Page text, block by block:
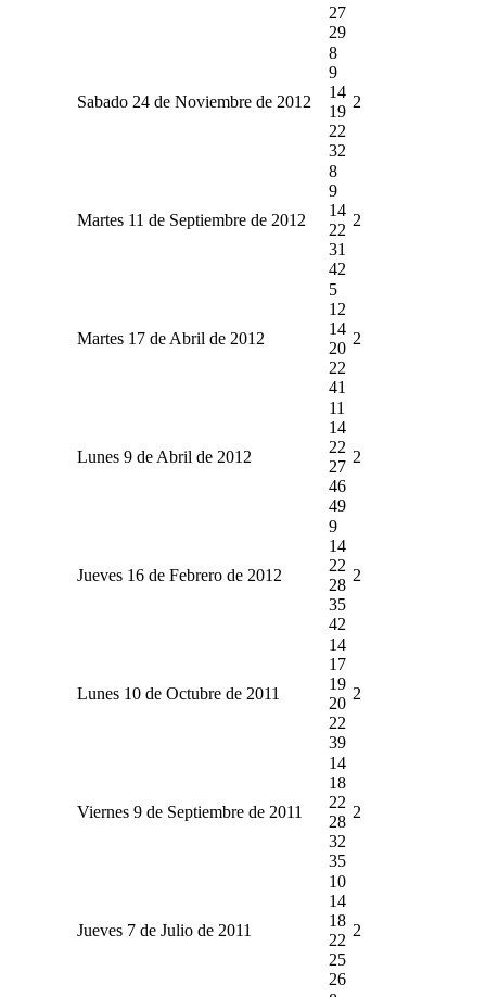
27
29
Sabado 24 de Noviembre de 2012
8
9
14
19
22
32
2
Martes 11 de Septiembre de 2012
8
9
14
22
31
42
2
Martes 17 de Abril de 2012
5
12
14
20
22
41
2
Lunes 9 de Abril de 2012
11
14
22
27
46
49
2
Jueves 16 de Febrero de 2012
9
14
22
28
35
42
2
Lunes 10 de Octubre de 2011
14
17
19
20
22
39
2
Viernes 9 de Septiembre de 2011
14
18
22
28
32
35
2
Jueves 7 de Julio de 2011
10
14
18
22
25
26
2